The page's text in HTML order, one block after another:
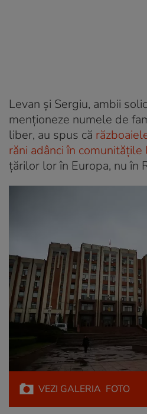
Levan și Sergiu, ambii
menționeze numele de
liber, au spus că
răni adânci în comunitățile
țărilor lor în Europa, nu în
VEZI GALERIA FOTO